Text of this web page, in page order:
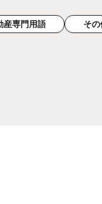
産専門用語 その